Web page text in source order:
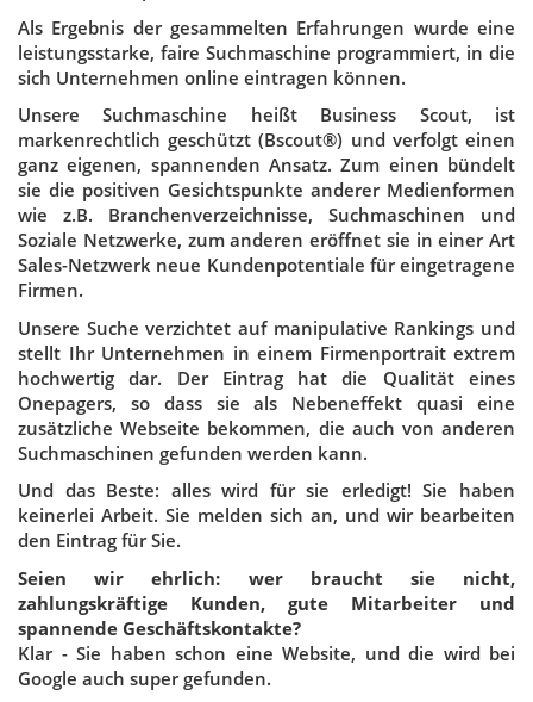
Als Ergebnis der gesammelten Erfahrungen wurde eine
leistungsstarke, faire Suchmaschine programmiert, in die
sich Unternehmen online eintragen können.
Unsere Suchmaschine heißt Business Scout, ist
markenrechtlich geschützt (Bscout®) und verfolgt einen
ganz eigenen, spannenden Ansatz. Zum einen bündelt
sie die positiven Gesichtspunkte anderer Medienformen
wie z.B. Branchenverzeichnisse, Suchmaschinen und
Soziale Netzwerke, zum anderen eröffnet sie in einer Art
Sales-Netzwerk neue Kundenpotentiale für eingetragene
Firmen.
Unsere Suche verzichtet auf manipulative Rankings und
stellt Ihr Unternehmen in einem Firmenportrait extrem
hochwertig dar. Der Eintrag hat die Qualität eines
Onepagers, so dass sie als Nebeneffekt quasi eine
zusätzliche Webseite bekommen, die auch von anderen
Suchmaschinen gefunden werden kann.
Und das Beste: alles wird für sie erledigt! Sie haben
keinerlei Arbeit. Sie melden sich an, und wir bearbeiten
den Eintrag für Sie.
Seien wir ehrlich: wer braucht sie nicht,
zahlungskräftige Kunden, gute Mitarbeiter und
spannende Geschäftskontakte?
Klar - Sie haben schon eine Website, und die wird bei
Google auch super gefunden.